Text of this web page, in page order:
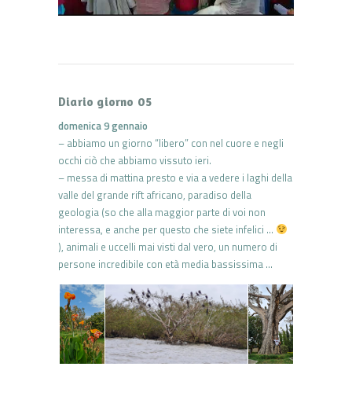
Diario giorno 05
domenica 9 gennaio
– abbiamo un giorno “libero” con nel cuore e negli
occhi ciò che abbiamo vissuto ieri.
– messa di mattina presto e via a vedere i laghi della
valle del grande rift africano, paradiso della
geologia (so che alla maggior parte di voi non
interessa, e anche per questo che siete infelici …
), animali e uccelli mai visti dal vero, un numero di
persone incredibile con età media bassissima …